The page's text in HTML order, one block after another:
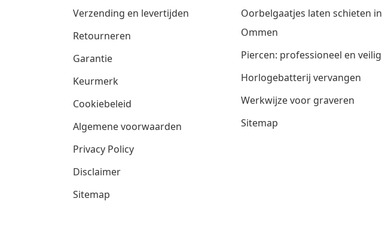
Verzending en levertijden
Retourneren
Garantie
Keurmerk
Cookiebeleid
Algemene voorwaarden
Privacy Policy
Disclaimer
Sitemap
Oorbelgaatjes laten schieten in
Ommen
Piercen: professioneel en veilig
Horlogebatterij vervangen
Werkwijze voor graveren
Sitemap